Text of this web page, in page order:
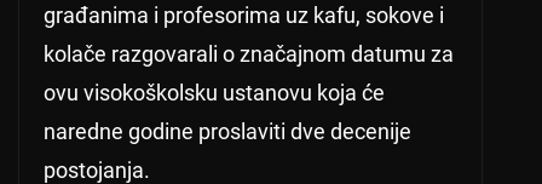
građanima i profesorima uz kafu, sokove i
kolače razgovarali o značajnom datumu za
ovu visokoškolsku ustanovu koja će
naredne godine proslaviti dve decenije
postojanja.